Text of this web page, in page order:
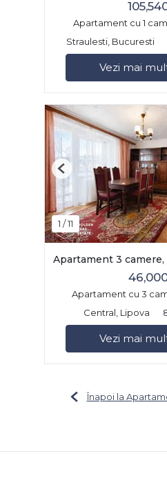
Apartament cu 1
Straulesti, Bucuresti
Vezi mai
1 /11
Previous
Apartament 3 camere,
Apartament cu 3
Central, Lipova
Vezi mai
Înapoi la